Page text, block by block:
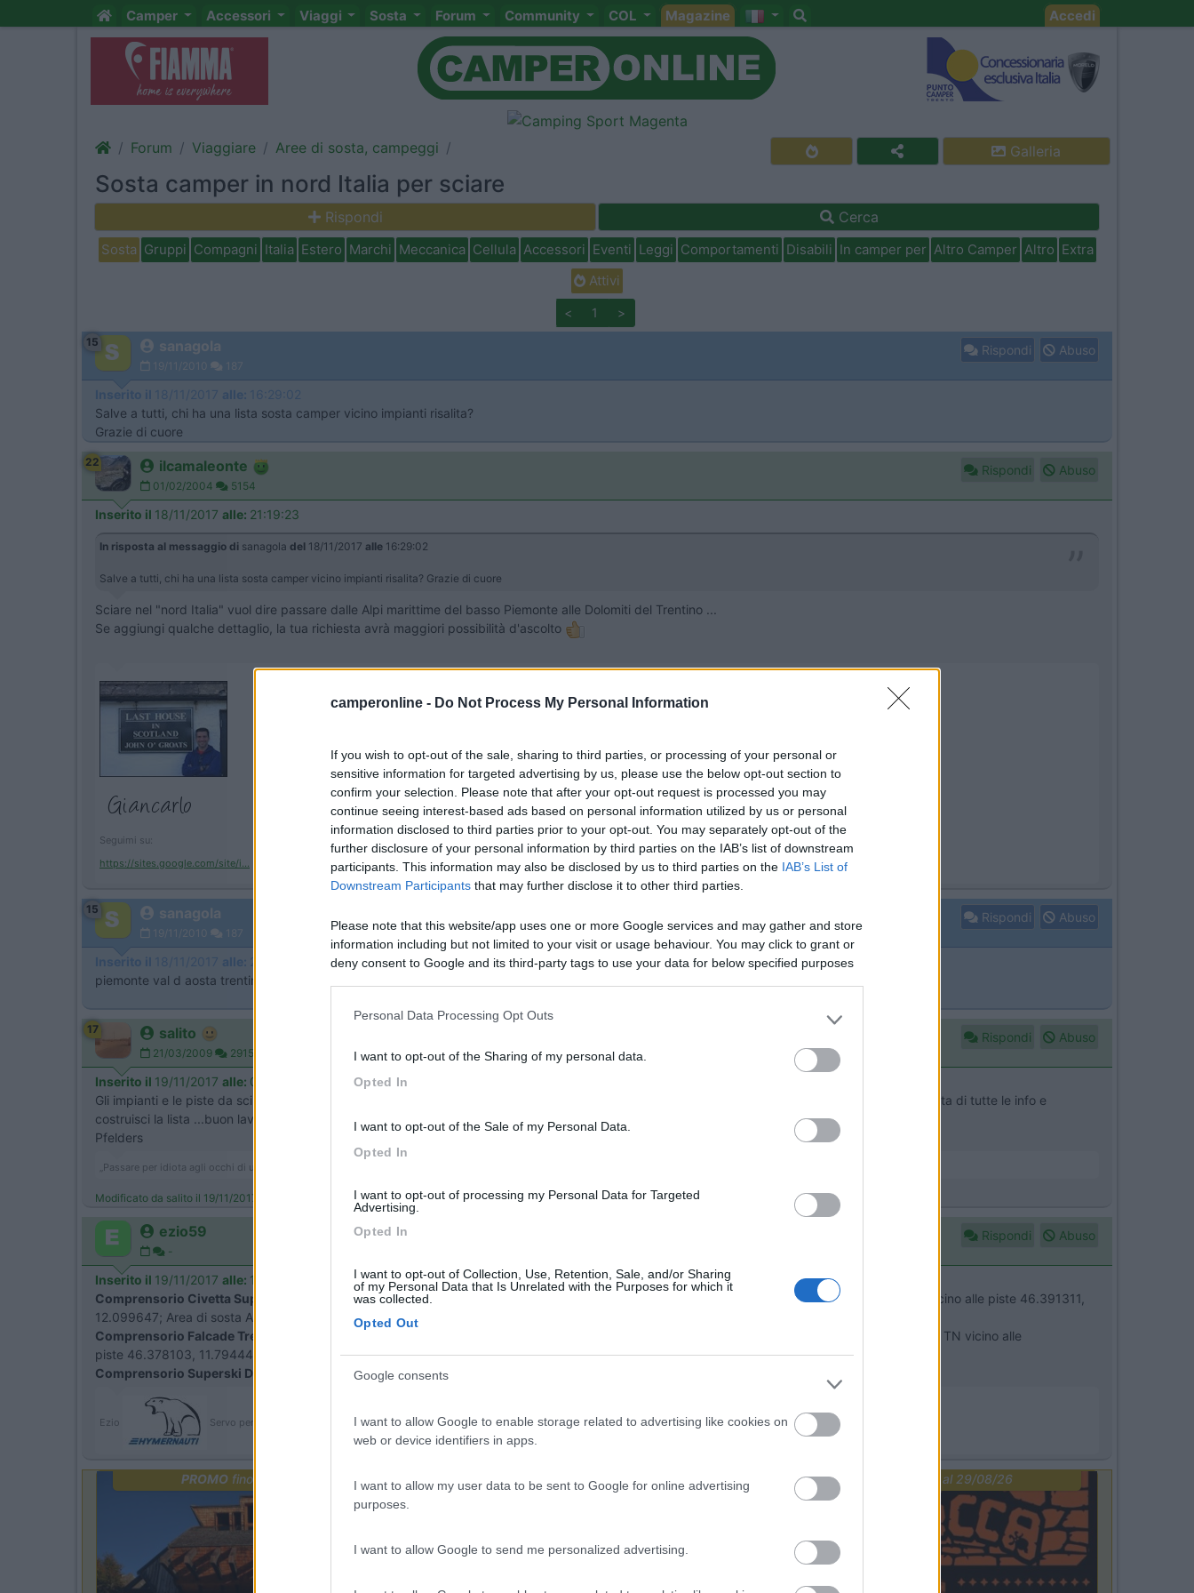
camperonline - Do Not Process My Personal Information
If you wish to opt-out of the sale, sharing to third parties, or processing of your personal or
sensitive information for targeted advertising by us, please use the below opt-out section to
confirm your selection. Please note that after your opt-out request is processed you may
continue seeing interest-based ads based on personal information utilized by us or personal
information disclosed to third parties prior to your opt-out. You may separately opt-out of the
further disclosure of your personal information by third parties on the IAB’s list of downstream
participants. This information may also be disclosed by us to third parties on the IAB’s List of
Downstream Participants that may further disclose it to other third parties.
Please note that this website/app uses one or more Google services and may gather and store
information including but not limited to your visit or usage behaviour. You may click to grant or
deny consent to Google and its third-party tags to use your data for below specified purposes
Personal Data Processing Opt Outs
I want to opt-out of the Sharing of my personal data.
Opted In
I want to opt-out of the Sale of my Personal Data.
Opted In
I want to opt-out of processing my Personal Data for Targeted
Advertising.
Opted In
I want to opt-out of Collection, Use, Retention, Sale, and/or Sharing
of my Personal Data that Is Unrelated with the Purposes for which it
was collected.
Opted Out
Google consents
I want to allow Google to enable storage related to advertising like cookies on
web or device identifiers in apps.
I want to allow my user data to be sent to Google for online advertising
purposes.
I want to allow Google to send me personalized advertising.
Camper Accessori Viaggi Sosta Forum Community COL Magazine Accedi
Forum Viaggiare Aree di sosta, campeggi Galleria
Sosta camper in nord Italia per sciare
Rispondi Cerca
Sosta Gruppi Compagni Italia Estero Marchi Meccanica Cellula Accessori Eventi Leggi Comportamenti Disabili In camper per Altro Camper Altro Extra
Attivi
< 1 >
15 sanagola
19/11/2010 187
Rispondi Abuso
Inserito il 18/11/2017 alle: 16:29:02
Salve a tutti, chi ha una lista sosta camper vicino impianti risalita?
Grazie di cuore
22 ilcamaleonte
01/02/2004 5154
Rispondi Abuso
Inserito il 18/11/2017 alle: 21:19:23
In risposta al messaggio di sanagola del 18/11/2017 alle 16:29:02
Salve a tutti, chi ha una lista sosta camper vicino impianti risalita? Grazie di cuore
Sciare nel "nord Italia" vuol dire passare dalle Alpi marittime del basso Piemonte alle Dolomiti del Trentino ...
Se aggiungi qualche dettaglio, la tua richiesta avrà maggiori possibilità d'ascolto
Seguimi su:
https://sites.google.com/site/i...
15 sanagola
19/11/2010 187
Rispondi Abuso
Inserito il 18/11/2017 alle: 23:17:47
piemonte val d aosta trentino veneto non fà differenza
17 salito
21/03/2009 29159
Rispondi Abuso
Inserito il 19/11/2017 alle: 07:54:05
Gli impianti e le piste da sci nel nord Italia sono innumerevoli ...intanto che aspetti potresti iniziare tu...dare avere è tutto un piacere...fai una raccolta di tutte le info e
costruisci la lista ...buon lavoro
Pfelders
„Passare per idiota agli occhi di un imbecille è voluttà da finissimo buongustaio.“ — Georges Courteline
Modificato da salito il 19/11/2017 alle 07:59:57
ezio59
-
Rispondi Abuso
Inserito il 19/11/2017 alle: 14:21:57
Comprensorio Civetta Superski
: Campeggio Palafavera Zoldo BL vicino alle piste 46.401553, 12.102713; Camping Civetta Pecol di Zoldo BL vicino alle piste 46.391311,
12.099647; Area di sosta Alleghe BL navetta 5 min. 46.412625, 12.016136.
Comprensorio Falcade Tre Valli
: Camping Eden Via Pecol, 2, 32020 Falcade BL vicino alle piste 46.348048, 11.861751; Parcheggio Passo Valles TN vicino alle
piste 46.378103, 11.794441;
Comprensorio Superski Dolomiti
Area di sosta Arabba BL vicino alle piste 46.497224, 11.877945.
Ezio Servo per Amikeco by IPA "Viaggio per vedere non per viaggiare"
PROMO fino al 07/08/26 PROMO fino al 25/08/26 fino al 29/08/26